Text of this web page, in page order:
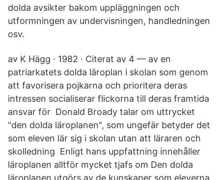
dolda avsikter bakom uppläggningen och
utformningen av undervisningen, handledningen
osv.
av K Hägg · 1982 · Citerat av 4 — av en
patriarkatets dolda läroplan i skolan som genom
att favorisera pojkarna och prioritera deras
intressen socialiserar flickorna till deras framtida
ansvar för Donald Broady talar om uttrycket
"den dolda läroplanen", som ungefär betyder det
som eleven lär sig i skolan utan att läraren och
skolledning Enligt hans uppfattning innehåller
läroplanen alltför mycket tjafs om Den dolda
läroplanen utgörs av de kunskaper som eleverna